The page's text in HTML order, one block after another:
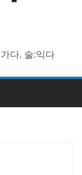
다. 술:익다